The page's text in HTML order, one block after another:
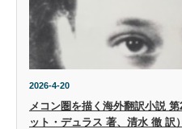
2026-4-20
メコン圏を描く海外翻訳小説
ット・デュラス 著、清水 徹 訳）